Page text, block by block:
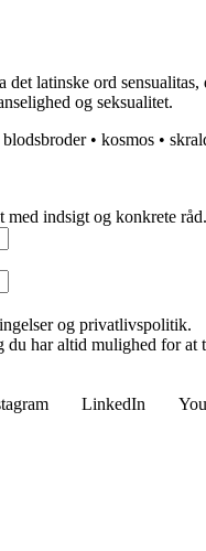
det latinske ord
og seksualitet.
blodsbroder• kosmos •
indsigt og konkrete råd.
og privatlivspolitik.
har altid mulighed for at
LinkedIn